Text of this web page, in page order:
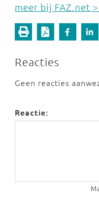
meer bij FAZ.net
Reacties
Geen reacties
Reactie: